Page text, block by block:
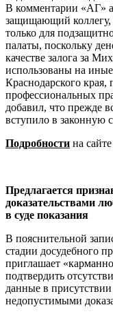
В комментарии «АГ»
защищающий коллегу,
только для
палаты, поскольку
качестве залога за
использованы на
Краснодарского края,
профессиональных
добавил, что прежде
вступило в законную
Подробности на
Предлагается
доказательствами
в суде показания
В пояснительной
стадии досудебного
приглашает
подтвердить
данные в
недопустимыми